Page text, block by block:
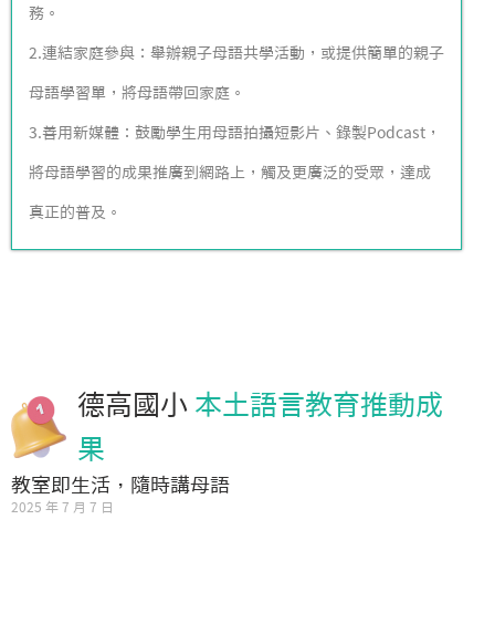
務。
2.連結家庭參與：舉辦親子母語共學活動，或提供簡單的親子
母語學習單，將母語帶回家庭。
3.善用新媒體：鼓勵學生用母語拍攝短影片、錄製Podcast，
將母語學習的成果推廣到網路上，觸及更廣泛的受眾，達成
真正的普及。
德高國小 本土語言教育推動成
果
教室即生活，隨時講母語
2025 年 7 月 7 日